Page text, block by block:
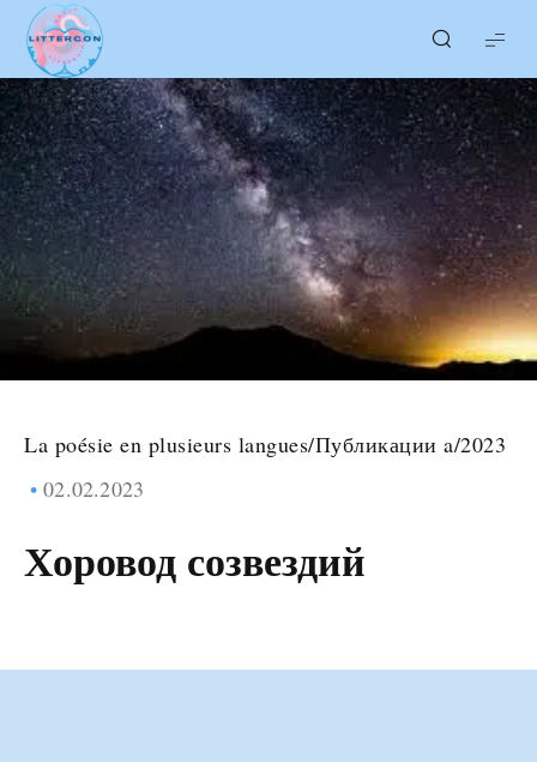
LITTERcon
La poésie en plusieurs langues/Публикации a/2023
02.02.2023
Хоровод созвездий